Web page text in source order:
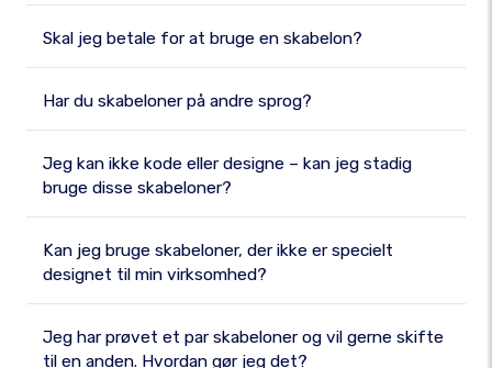
Skal jeg betale for at bruge en skabelon?
Har du skabeloner på andre sprog?
Jeg kan ikke kode eller designe – kan jeg stadig
bruge disse skabeloner?
Kan jeg bruge skabeloner, der ikke er specielt
designet til min virksomhed?
Jeg har prøvet et par skabeloner og vil gerne skifte
til en anden. Hvordan gør jeg det?